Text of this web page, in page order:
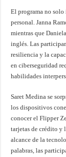
El programa no
personal. Janna
mientras que
inglés. Las
resiliencia y la
en ciberseguridad
habilidades
Saret Medina se
los dispositivos
conocer el Flipper
tarjetas de crédito y
alcance de la
palabras, las